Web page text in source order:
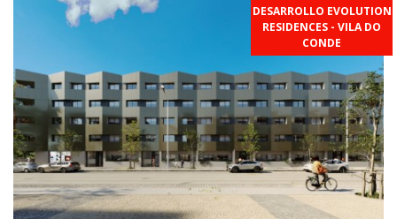
DESARROLLO EVOLUTION
RESIDENCES - VILA DO
CONDE